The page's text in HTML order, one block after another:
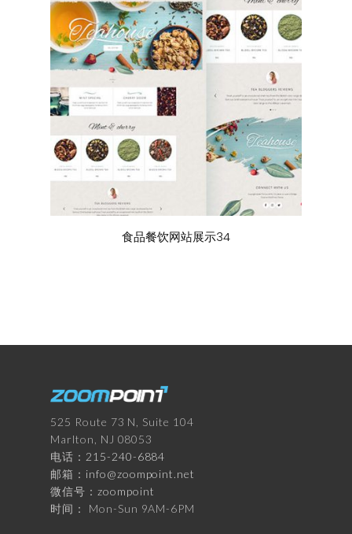
食品餐饮网站展示34
525 Route 73 N, Suite 104
Marlton, NJ 08053
电话： 215-240-6884
邮箱： info@zoompoint.net
微信号： zoompoint
时间： Mon-Sun 9AM-6PM